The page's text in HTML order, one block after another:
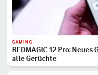
GAMING
REDMAGIC 12 Pro:
alle Gerüchte